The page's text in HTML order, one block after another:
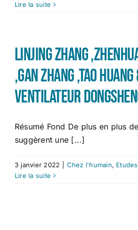
Lire la suite
Linjing Zhang
,Gan Zhang ,Tao Huang
Ventilateur
Résumé Fond De plus en plus
suggèrent une [...]
3 janvier 2022 Chez l'humain, Etudes
Lire la suite